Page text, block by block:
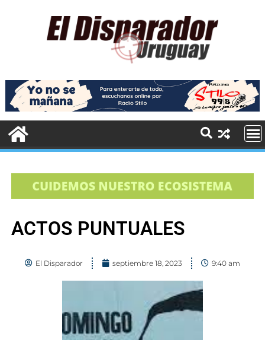
ACTOS PUNTUALES
El Disparador septiembre 18, 2023 9:40 am